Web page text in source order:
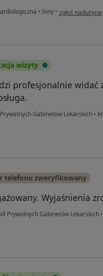
• Inny • w opinii
zgłoś nadużycie
wizyty
profesjonalnie widać
Prywatnych Gabinetów Lekarskich •
telefonu zweryfikowany
Wyjaśnienia
Prywatnych Gabinetów Lekarskich •